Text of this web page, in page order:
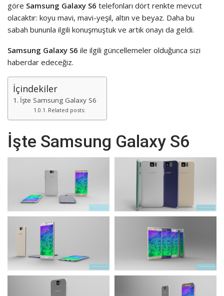
göre Samsung Galaxy S6 telefonları dört renkte mevcut
olacaktır: koyu mavi, mavi-yeşil, altın ve beyaz. Daha bu
sabah bununla ilgili konuşmuştuk ve artık onayı da geldi.
Samsung Galaxy S6 ile ilgili güncellemeler olduğunca sizi
haberdar edeceğiz.
İçindekiler
İşte Samsung Galaxy S6
Related posts:
İşte Samsung Galaxy S6